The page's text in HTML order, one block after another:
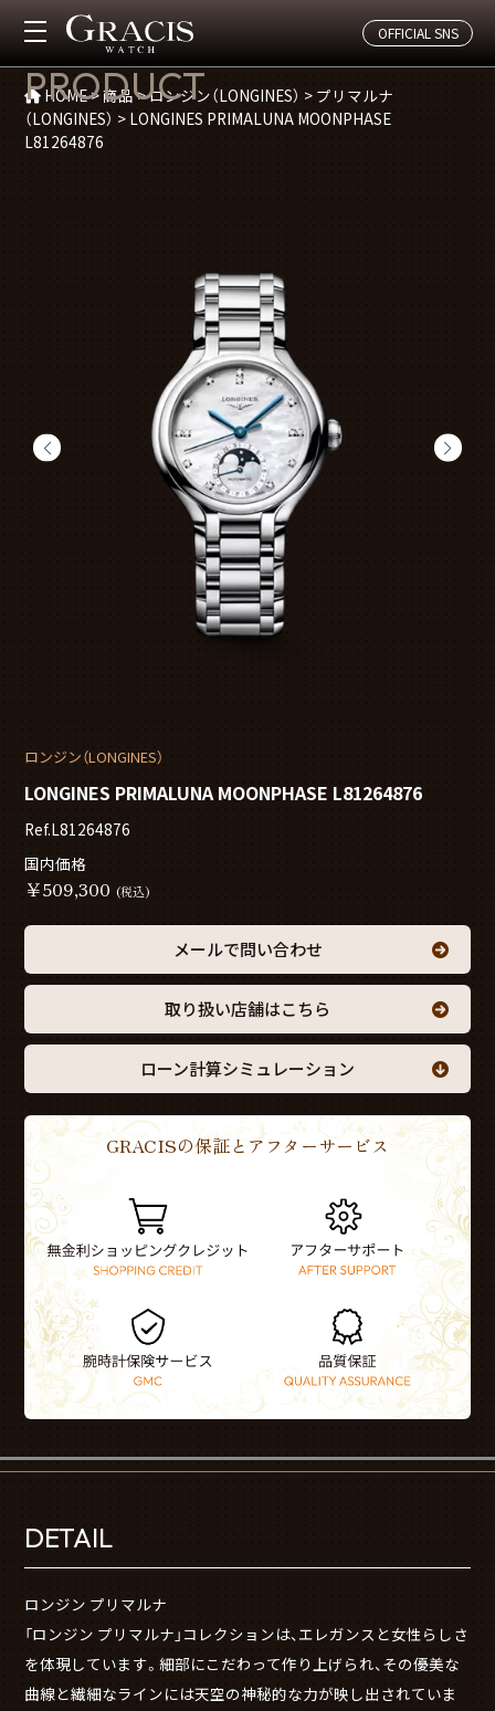
OFFICIAL SNS
商品紹介
PRODUCT
HOME>商品>ロンジン（LONGINES） > プリマルナ
（LONGINES） > LONGINES PRIMALUNA MOONPHASE
L81264876
ロンジン（LONGINES）
LONGINES PRIMALUNA MOONPHASE L81264876
Ref.L81264876
国内価格
￥509,300 (税込)
メールで問い合わせ
取り扱い店舗はこちら
ローン計算シミュレーション
GRACISの保証とアフターサービス
DETAIL
ロンジン プリマルナ
「ロンジン プリマルナ」コレクションは、エレガンスと女性らしさ
を体現しています。細部にこだわって作り上げられ、その優美な
曲線と繊細なラインには天空の神秘的な力が映し出されていま